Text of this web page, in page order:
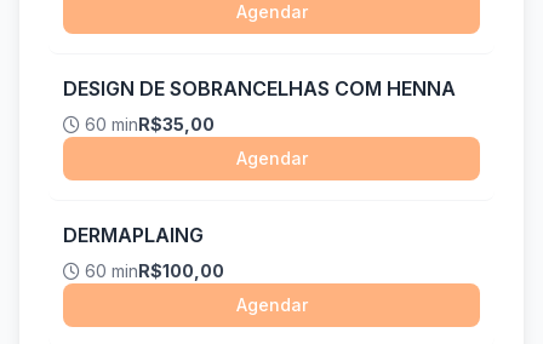
Agendar
DESIGN DE SOBRANCELHAS COM HENNA
60 minR$35,00
Agendar
DERMAPLAING
60 minR$100,00
Agendar